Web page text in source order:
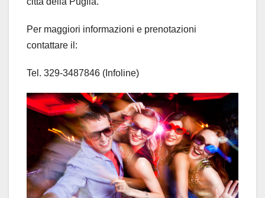
Per maggiori informazioni e prenotazioni
contattare il:
Tel. 329-3487846 (Infoline)